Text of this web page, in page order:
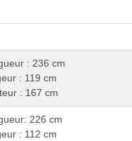
: 236 cm
: 119 cm
: 167 cm
226 cm
: 112 cm